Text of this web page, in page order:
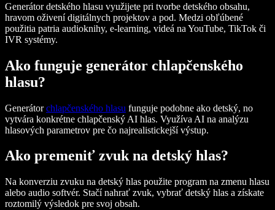
Generátor detského hlasu využijete pri tvorbe detského obsahu,
hravom oživení digitálnych projektov a pod. Medzi obľúbené
použitia patria audioknihy, e-learning, videá na YouTube, TikTok či
IVR systémy.
Ako funguje generátor chlapčenského
hlasu?
Generátorchlapčenského hlasu funguje podobne ako detský, no
vytvára konkrétne chlapčenský AI hlas. Využíva AI na analýzu
hlasových parametrov pre čo najrealistickejší výstup.
Ako premeniť zvuk na detský hlas?
Na konverziu zvuku na detský hlas použite program na zmenu hlasu
alebo audio softvér. Stačí nahrať zvuk, vybrať detský hlas a získate
roztomilý výsledok pre svoj obsah.